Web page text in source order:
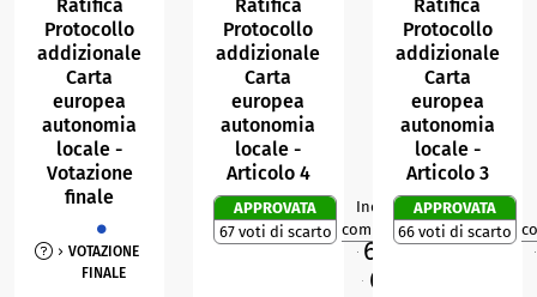
Ratifica
Protocollo
addizionale
Carta
europea
autonomia
locale -
Votazione
finale
VOTAZIONE
FINALE
Ratifica
Protocollo
addizionale
Carta
europea
autonomia
locale -
Articolo 4
APPROVATA
67 voti di scarto
Indice di
compattezza
66,1%
67,8
0
Ratifica
Protocollo
addizionale
Carta
europea
autonomia
locale -
Articolo 3
APPROVATA
66 voti di scarto